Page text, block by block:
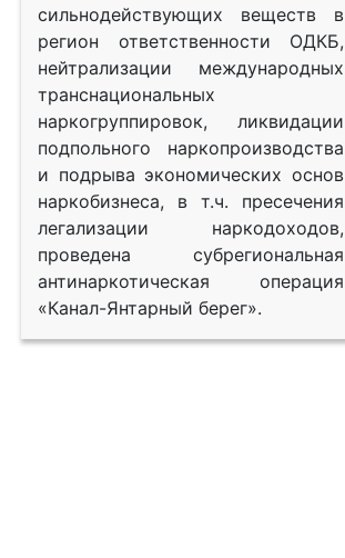
сильнодействующих веществ в
регион ответственности ОДКБ,
нейтрализации международных
транснациональных
наркогруппировок, ликвидации
подпольного наркопроизводства
и подрыва экономических основ
наркобизнеса, в т.ч. пресечения
легализации наркодоходов,
проведена субрегиональная
антинаркотическая операция
«Канал-Янтарный берег».